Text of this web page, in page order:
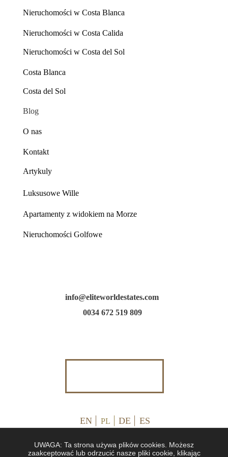
Nieruchomości w Costa Blanca
Nieruchomości w Costa Calida
Nieruchomości w Costa del Sol
O nas
Costa del Sol
EN PL DE ES
Costa Blanca
Kontakt
Luksusowe Wille
Apartamenty z widokiem na Morze
Nieruchomości Golfowe
Artykuly
info@eliteworldestates.com
0034 672 519 809
Blog
UWAGA: Ta strona używa plików cookies. Możesz
zaakceptować lub odrzucić nasze pliki cookie, klikając